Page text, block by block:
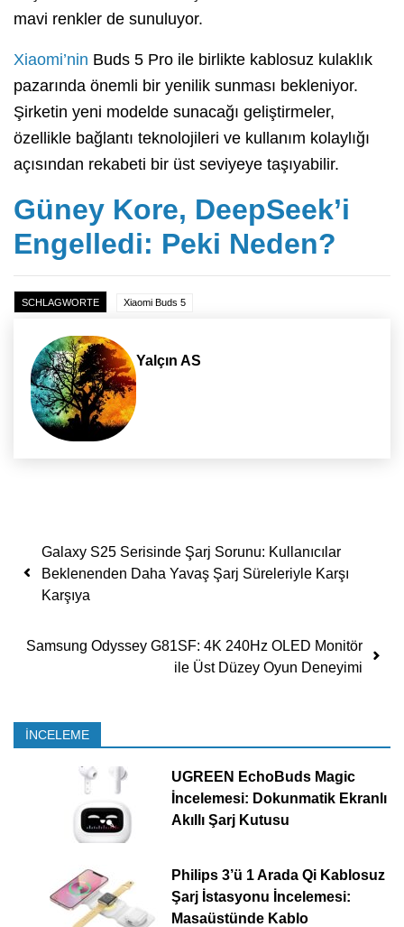
mavi renkler de sunuluyor.
Xiaomi’nin Buds 5 Pro ile birlikte kablosuz kulaklık
pazarında önemli bir yenilik sunması bekleniyor.
Şirketin yeni modelde sunacağı geliştirmeler,
özellikle bağlantı teknolojileri ve kullanım kolaylığı
açısından rekabeti bir üst seviyeye taşıyabilir.
Güney Kore, DeepSeek’i
Engelledi: Peki Neden?
SCHLAGWORTE Xiaomi Buds 5
Yalçın AS
Yazı dolaşımı
Galaxy S25 Serisinde Şarj Sorunu: Kullanıcılar
Beklenenden Daha Yavaş Şarj Süreleriyle Karşı
Karşıya
Samsung Odyssey G81SF: 4K 240Hz OLED Monitör
ile Üst Düzey Oyun Deneyimi
İNCELEME
UGREEN EchoBuds Magic
İncelemesi: Dokunmatik Ekranlı
Akıllı Şarj Kutusu
Philips 3’ü 1 Arada Qi Kablosuz
Şarj İstasyonu İncelemesi:
Masaüstünde Kablo